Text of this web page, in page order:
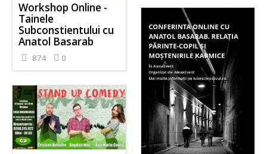
Workshop Online -
Tainele
Subconstientului cu
Anatol Basarab
874 0